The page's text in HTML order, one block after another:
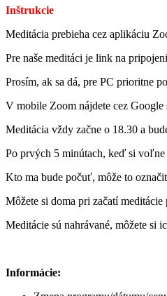
Inštrukcie
Meditácia prebieha cez aplikáciu
Pre naše meditáci je link na
Prosím, ak sa dá, pre PC prioritne
V mobile Zoom nájdete cez
Meditácia vždy začne o 18.30 a
Po prvých 5 minútach, keď si voľne
Kto ma bude počuť, môže to
Môžete si doma pri začatí
Meditácie sú nahrávané, môžete
Informácie: